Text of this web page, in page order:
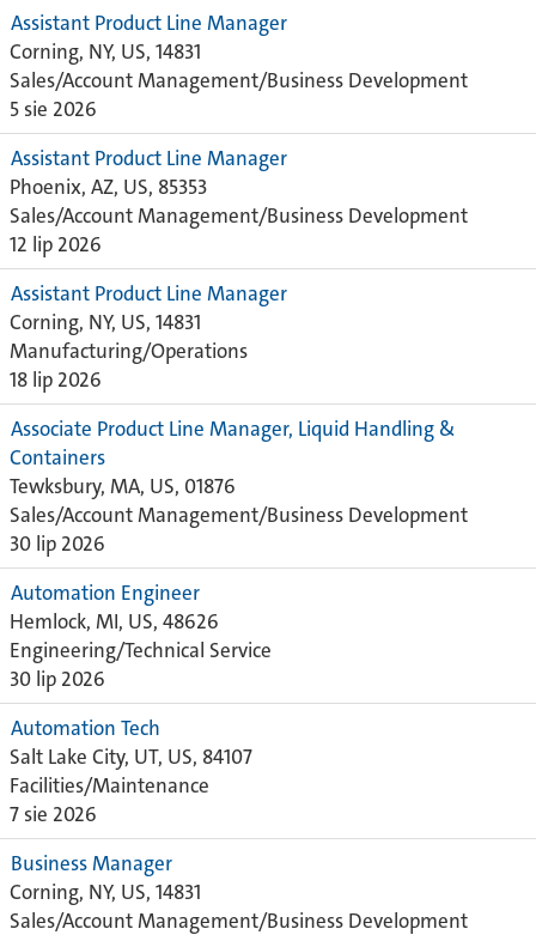
Assistant Product Line Manager
Corning, NY, US, 14831
Sales/Account Management/Business Development
5 sie 2026
Assistant Product Line Manager
Phoenix, AZ, US, 85353
Sales/Account Management/Business Development
12 lip 2026
Assistant Product Line Manager
Corning, NY, US, 14831
Manufacturing/Operations
18 lip 2026
Associate Product Line Manager, Liquid Handling &
Containers
Tewksbury, MA, US, 01876
Sales/Account Management/Business Development
30 lip 2026
Automation Engineer
Hemlock, MI, US, 48626
Engineering/Technical Service
30 lip 2026
Automation Tech
Salt Lake City, UT, US, 84107
Facilities/Maintenance
7 sie 2026
Business Manager
Corning, NY, US, 14831
Sales/Account Management/Business Development